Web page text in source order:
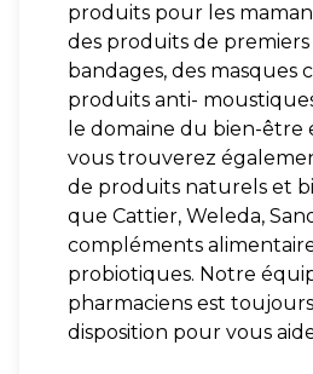
produits pour les
des produits de premiers
bandages, des masques
produits anti-
le domaine du bien-être
vous trouverez
de produits naturels et
que Cattier, Weleda,
compléments
probiotiques. Notre
pharmaciens est
disposition pour vous